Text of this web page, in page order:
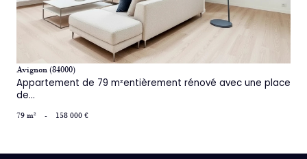
Avignon (84000)
Appartement de 79 m²entièrement rénové avec une place
de...
79 m² - 158 000 €